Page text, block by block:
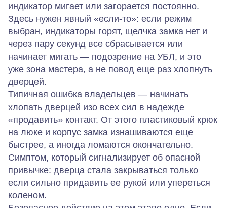
индикатор мигает или загорается постоянно.
Здесь нужен явный «если‑то»: если режим
выбран, индикаторы горят, щелчка замка нет и
через пару секунд все сбрасывается или
начинает мигать — подозрение на УБЛ, и это
уже зона мастера, а не повод еще раз хлопнуть
дверцей.
Типичная ошибка владельцев — начинать
хлопать дверцей изо всех сил в надежде
«продавить» контакт. От этого пластиковый крюк
на люке и корпус замка изнашиваются еще
быстрее, а иногда ломаются окончательно.
Симптом, который сигнализирует об опасной
привычке: дверца стала закрываться только
если сильно придавить ее рукой или упереться
коленом.